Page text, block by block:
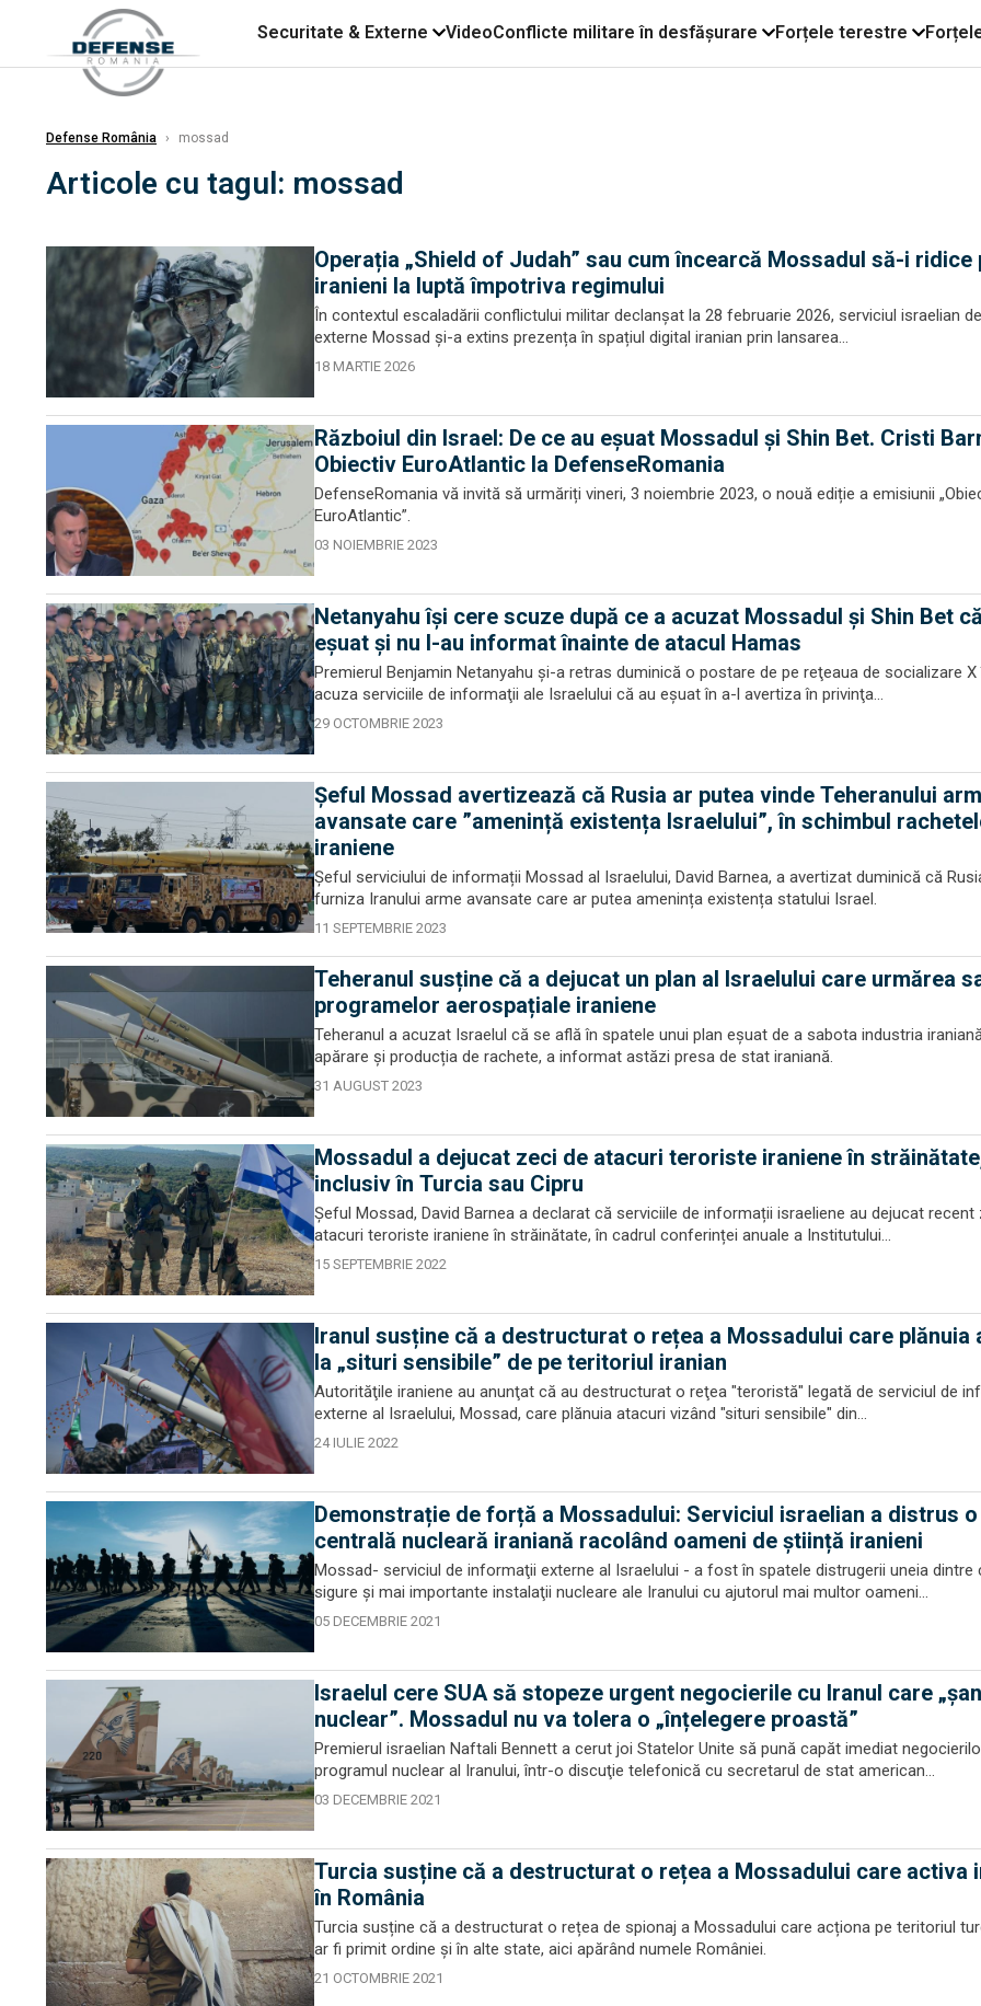
Securitate & Externe VideoConflicte militare în desfășurare Forțele terestre
Defense România › mossad
Articole cu tagul: mossad
Operația „Shield of Judah” sau cum încearcă Mossadul să-i ridice
iranieni la luptă împotriva regimului
În contextul escaladării conflictului militar declanșat la 28 februarie 2026, serviciul israelian
externe Mossad și-a extins prezența în spațiul digital iranian prin lansarea...
18 MARTIE 2026
Războiul din Israel: De ce au eșuat Mossadul și Shin Bet. Cristi
Obiectiv EuroAtlantic la DefenseRomania
DefenseRomania vă invită să urmăriți vineri, 3 noiembrie 2023, o nouă ediție a emisiunii
EuroAtlantic”.
03 NOIEMBRIE 2023
Netanyahu își cere scuze după ce a acuzat Mossadul și Shin Bet
eșuat și nu l-au informat înainte de atacul Hamas
Premierul Benjamin Netanyahu şi-a retras duminică o postare de pe reţeaua de socializare X
acuza serviciile de informaţii ale Israelului că au eşuat în a-l avertiza în privinţa...
29 OCTOMBRIE 2023
Șeful Mossad avertizează că Rusia ar putea vinde Teheranului
avansate care ”amenință existența Israelului”, în schimbul
iraniene
Șeful serviciului de informații Mossad al Israelului, David Barnea, a avertizat duminică că
furniza Iranului arme avansate care ar putea amenința existența statului Israel.
11 SEPTEMBRIE 2023
Teheranul susține că a dejucat un plan al Israelului care urmărea
programelor aerospațiale iraniene
Teheranul a acuzat Israelul că se află în spatele unui plan eșuat de a sabota industria
apărare și producția de rachete, a informat astăzi presa de stat iraniană.
31 AUGUST 2023
Mossadul a dejucat zeci de atacuri teroriste iraniene în
inclusiv în Turcia sau Cipru
Șeful Mossad, David Barnea a declarat că serviciile de informații israeliene au dejucat recent
atacuri teroriste iraniene în străinătate, în cadrul conferinței anuale a Institutului...
15 SEPTEMBRIE 2022
Iranul susține că a destructurat o rețea a Mossadului care plănuia
la „situri sensibile” de pe teritoriul iranian
Autorităţile iraniene au anunţat că au destructurat o reţea "teroristă" legată de serviciul de
externe al Israelului, Mossad, care plănuia atacuri vizând "situri sensibile" din...
24 IULIE 2022
Demonstrație de forță a Mossadului: Serviciul israelian a distrus o
centrală nucleară iraniană racolând oameni de știință iranieni
Mossad- serviciul de informaţii externe al Israelului - a fost în spatele distrugerii uneia dintre
sigure şi mai importante instalaţii nucleare ale Iranului cu ajutorul mai multor oameni...
05 DECEMBRIE 2021
Israelul cere SUA să stopeze urgent negocierile cu Iranul care
nuclear”. Mossadul nu va tolera o „înțelegere proastă”
Premierul israelian Naftali Bennett a cerut joi Statelor Unite să pună capăt imediat
programul nuclear al Iranului, într-o discuţie telefonică cu secretarul de stat american...
03 DECEMBRIE 2021
Turcia susține că a destructurat o rețea a Mossadului care activa
în România
Turcia susține că a destructurat o rețea de spionaj a Mossadului care acționa pe teritoriul
ar fi primit ordine și în alte state, aici apărând numele României.
21 OCTOMBRIE 2021